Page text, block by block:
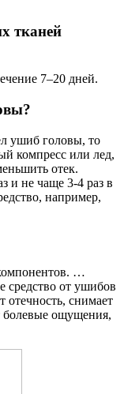
тканей
7‒20 дней.
ушиб головы, то
компресс или лед,
отек.
и не чаще 3-4 раз в
например,
…
средство от ушибов
отечность, снимает
болевые ощущения,